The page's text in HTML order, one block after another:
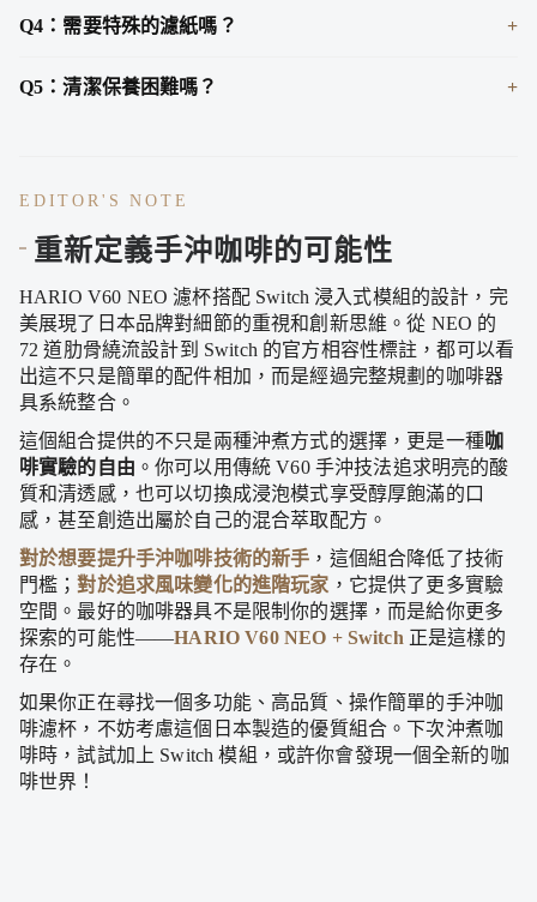
Q4：需要特殊的濾紙嗎？
Q5：清潔保養困難嗎？
EDITOR'S NOTE
重新定義手沖咖啡的可能性
HARIO V60 NEO 濾杯搭配 Switch 浸入式模組的設計，完
美展現了日本品牌對細節的重視和創新思維。從 NEO 的
72 道肋骨繞流設計到 Switch 的官方相容性標註，都可以看
出這不只是簡單的配件相加，而是經過完整規劃的咖啡器
具系統整合。
這個組合提供的不只是兩種沖煮方式的選擇，更是一種咖
啡實驗的自由 。你可以用傳統 V60 手沖技法追求明亮的酸
質和清透感，也可以切換成浸泡模式享受醇厚飽滿的口
感，甚至創造出屬於自己的混合萃取配方。
對於想要提升手沖咖啡技術的新手 ，這個組合降低了技術
門檻；對於追求風味變化的進階玩家 ，它提供了更多實驗
空間。最好的咖啡器具不是限制你的選擇，而是給你更多
探索的可能性——HARIO V60 NEO + Switch 正是這樣的
存在。
如果你正在尋找一個多功能、高品質、操作簡單的手沖咖
啡濾杯，不妨考慮這個日本製造的優質組合。下次沖煮咖
啡時，試試加上 Switch 模組，或許你會發現一個全新的咖
啡世界！